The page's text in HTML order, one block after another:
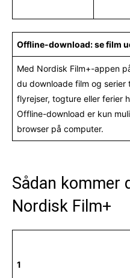
Offline-download: se film
Med Nordisk Film+-appen
du downloade film og
flyrejser, togture eller ferier
Offline-download er kun
browser på computer.
Sådan kommer
Nordisk Film+
1